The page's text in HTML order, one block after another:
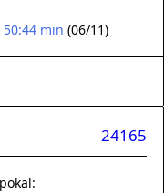
50:44 min (06/11)
24165